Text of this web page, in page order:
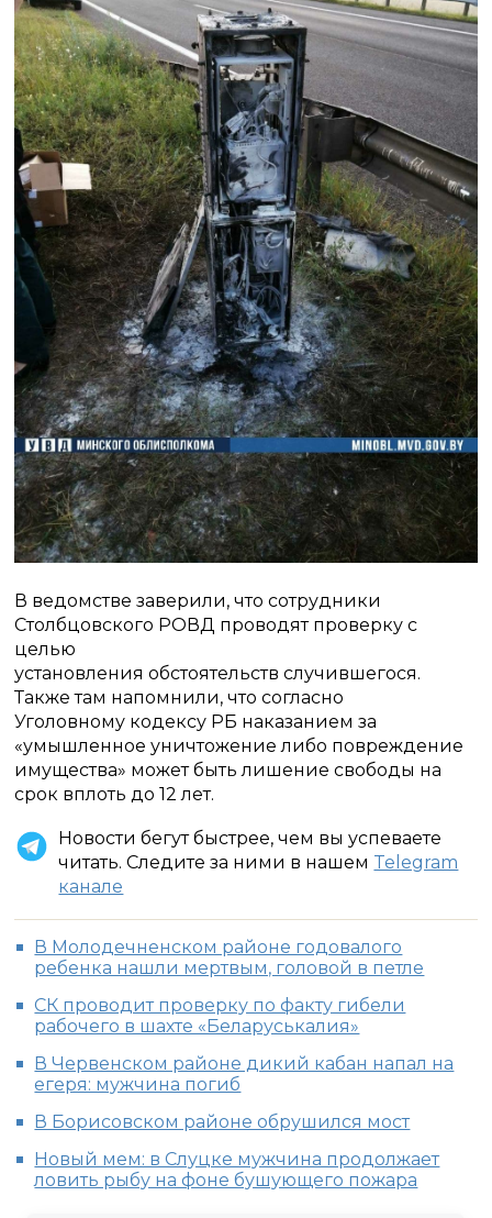
В ведомстве заверили, что сотрудники
Столбцовского РОВД проводят проверку с
целью
установления обстоятельств случившегося.
Также там напомнили, что согласно
Уголовному кодексу РБ наказанием за
«умышленное уничтожение либо повреждение
имущества» может быть лишение свободы на
срок вплоть до 12 лет.
Новости бегут быстрее, чем вы успеваете
читать. Следите за ними в нашем Telegram
канале
В Молодечненском районе годовалого
ребенка нашли мертвым, головой в петле
СК проводит проверку по факту гибели
рабочего в шахте «Беларуськалия»
В Червенском районе дикий кабан напал на
егеря: мужчина погиб
В Борисовском районе обрушился мост
Новый мем: в Слуцке мужчина продолжает
ловить рыбу на фоне бушующего пожара